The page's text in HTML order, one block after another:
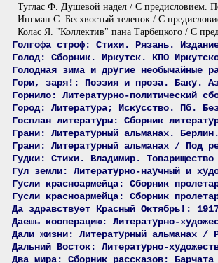
Туглас Ф. Душевой надел / С предисловием.
Ингман С. Бесхвостый теленок / С
Колас Я. "Коллектив" пана Тарбецкого / С
Голгофа строф: Стихи. Рязань.
Голод: Сборник. Иркутск. КПО
Голодная зима и другие
Гори, заря!: Поэзия и проза. Баку.
Горнило: Литературно-политический
Город: Литература; Искусство. Пб.
Госплан литературы: Сборник
Грани: Литературный альманах.
Грани: Литературный альманах / Под
Гудки: Стихи. Владимир. Товарищество
Гул земли: Литературно-научный и
Гусли красноармейца: Сборник
Гусли красноармейца: Сборник
Да здравствует Красный Октябрь!:
Даешь кооперацию: Литературно-
Дали жизни: Литературный альманах
Дальний Восток: Литературно-
Два мира: Сборник рассказов: